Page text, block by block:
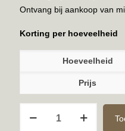
Ontvang bij aankoop van
Korting per hoeveelheid
Hoeveelheid
Prijs